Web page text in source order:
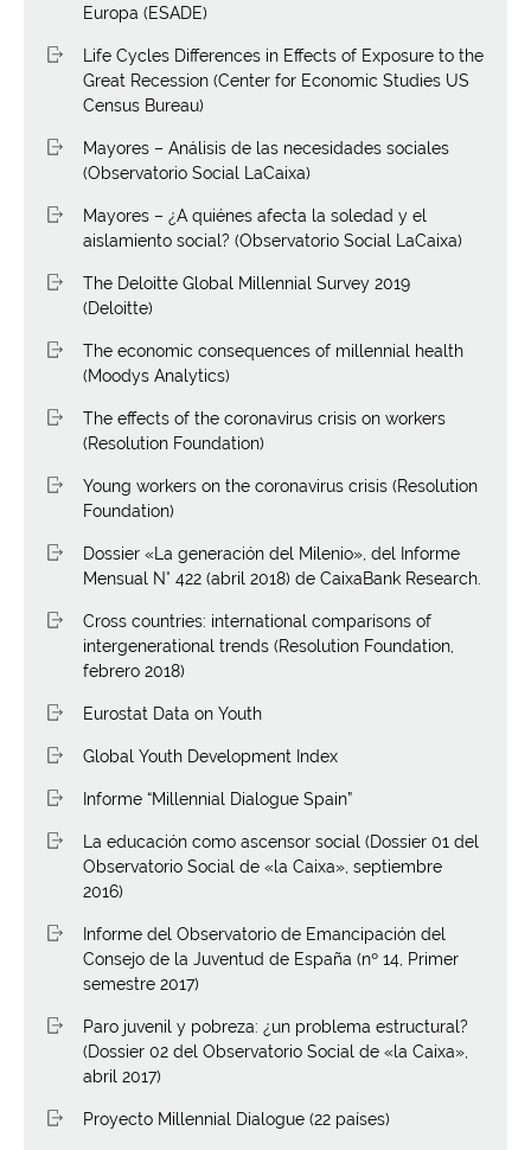
Europa (ESADE)
Life Cycles Differences in Effects of Exposure to the
Great Recession (Center for Economic Studies US
Census Bureau)
Mayores – Análisis de las necesidades sociales
(Observatorio Social LaCaixa)
Mayores – ¿A quiénes afecta la soledad y el
aislamiento social? (Observatorio Social LaCaixa)
The Deloitte Global Millennial Survey 2019
(Deloitte)
The economic consequences of millennial health
(Moodys Analytics)
The effects of the coronavirus crisis on workers
(Resolution Foundation)
Young workers on the coronavirus crisis (Resolution
Foundation)
Dossier «La generación del Milenio», del Informe
Mensual N° 422 (abril 2018) de CaixaBank Research.
Cross countries: international comparisons of
intergenerational trends (Resolution Foundation,
febrero 2018)
Eurostat Data on Youth
Global Youth Development Index
Informe “Millennial Dialogue Spain”
La educación como ascensor social (Dossier 01 del
Observatorio Social de «la Caixa», septiembre
2016)
Informe del Observatorio de Emancipación del
Consejo de la Juventud de España (nº 14, Primer
semestre 2017)
Paro juvenil y pobreza: ¿un problema estructural?
(Dossier 02 del Observatorio Social de «la Caixa»,
abril 2017)
Proyecto Millennial Dialogue (22 países)